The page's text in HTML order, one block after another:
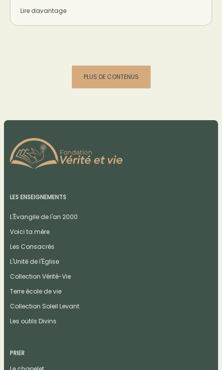
Lire davantage
PLUS DE CONTENUS
LES ENSEIGNEMENTS
L'Évangile de l'an 2000
Voici ta mère
Les Consacrés
L'Unité de l'Église
Collection Vérité-Vie
Terre école de vie
Collection Soleil Levant
Les outils Divins
PRIER